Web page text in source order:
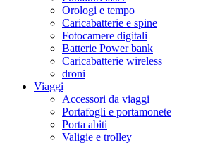
Orologi e tempo
Caricabatterie e spine
Fotocamere digitali
Batterie Power bank
Caricabatterie wireless
droni
Viaggi
Accessori da viaggi
Portafogli e portamonete
Porta abiti
Valigie e trolley